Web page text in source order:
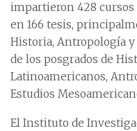
impartieron 428
en 166 tesis,
Historia, Antropología
de los posgrados de
Latinoamericanos,
Estudios
El Instituto de